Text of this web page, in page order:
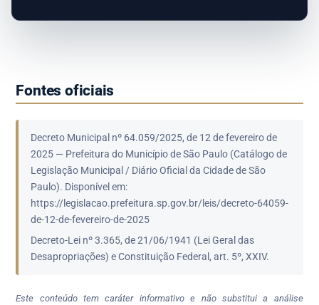
Fontes oficiais
Decreto Municipal nº 64.059/2025, de 12 de fevereiro de
2025 — Prefeitura do Município de São Paulo (Catálogo de
Legislação Municipal / Diário Oficial da Cidade de São
Paulo). Disponível em:
https://legislacao.prefeitura.sp.gov.br/leis/decreto-64059-
de-12-de-fevereiro-de-2025
Decreto-Lei nº 3.365, de 21/06/1941 (Lei Geral das
Desapropriações) e Constituição Federal, art. 5º, XXIV.
Este conteúdo tem caráter informativo e não substitui a análise